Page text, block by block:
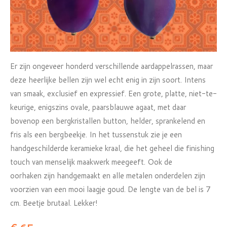
Er zijn ongeveer honderd verschillende aardappelrassen, maar
deze heerlijke bellen zijn wel echt enig in zijn soort. Intens
van smaak, exclusief en expressief. Een grote, platte, niet-te-
keurige, enigszins ovale, paarsblauwe agaat, met daar
bovenop een bergkristallen button, helder, sprankelend en
fris als een bergbeekje. In het tussenstuk zie je een
handgeschilderde keramieke kraal, die het geheel die finishing
touch van menselijk maakwerk meegeeft. Ook de
oorhaken zijn handgemaakt en alle metalen onderdelen zijn
voorzien van een mooi laagje goud. De lengte van de bel is 7
cm. Beetje brutaal. Lekker!